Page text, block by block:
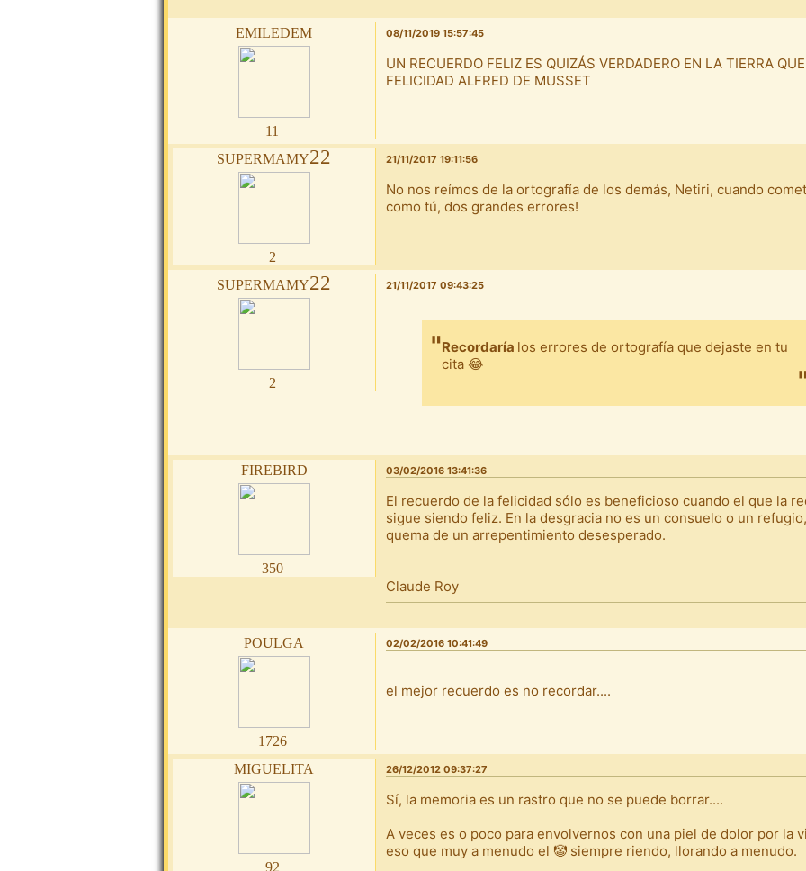
emiledem
11
08/11/2019 15:57:45
UN RECUERDO FELIZ ES QUIZÁS VERDADERO EN LA TIERRA
FELICIDAD ALFRED DE MUSSET
supermamy22
2
21/11/2017 19:11:56
No nos reímos de la ortografía de los demás, Netiri, cuando
como tú, dos grandes errores!
supermamy22
2
21/11/2017 09:43:25
Recordaría los errores de ortografía que dejaste en tu
cita 😂
firebird
350
03/02/2016 13:41:36
El recuerdo de la felicidad sólo es beneficioso cuando el que la
sigue siendo feliz. En la desgracia no es un consuelo o un
quema de un arrepentimiento desesperado.
Claude Roy
poulga
1726
02/02/2016 10:41:49
el mejor recuerdo es no recordar....
miguelita
92
26/12/2012 09:37:27
Sí, la memoria es un rastro que no se puede borrar....
A veces es o poco para envolvernos con una piel de dolor por la
eso que muy a menudo el 🤡 siempre riendo, llorando a menudo.